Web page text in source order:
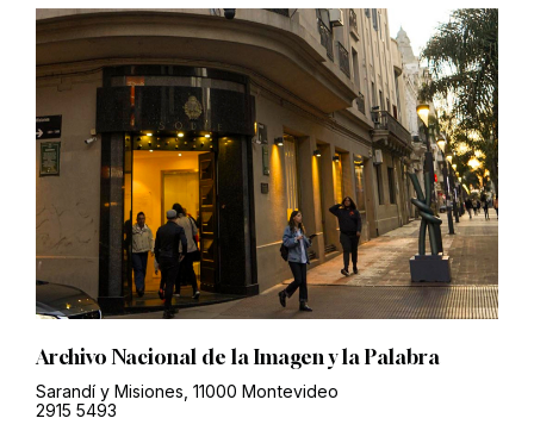
Archivo Nacional de la Imagen y la Palabra
Sarandí y Misiones, 11000 Montevideo
2915 5493